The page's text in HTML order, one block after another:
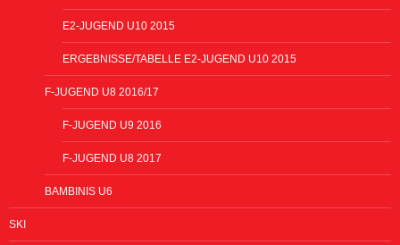
E2-JUGEND U10 2015
ERGEBNISSE/TABELLE E2-JUGEND U10 2015
F-JUGEND U8 2016/17
F-JUGEND U9 2016
F-JUGEND U8 2017
BAMBINIS U6
SKI